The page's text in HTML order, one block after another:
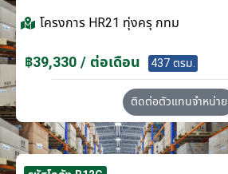
โครงการ HR21 ทุ่งครุ กทม
฿39,330 / ต่อเดือน 437 ตรม.
ติดต่อตัวแทนจำหน่าย